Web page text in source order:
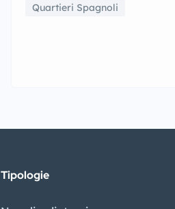
Quartieri Spagnoli
Tipologie